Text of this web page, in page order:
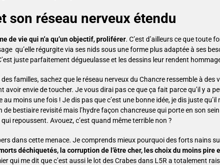
son réseau nerveux étendu
de vie qui n’a qu’un objectif, proliférer. C’est d’ailleurs ce que toute
qu’elle régurgite via ses nids sous une forme plus adaptée à ses
juste parfaitement dégueulasse et les dessins leur rendent
familles, sachez que le réseau nerveux du Chancre ressemble à des
avoir envie de toucher. Je vous dirai pas ce que ça fait parce qu’il y a
moins une fois ! Je dis pas que c’est une bonne idée, je dis juste
de bestiaire revisité mais l’hydre façon chancreuse qui porte en son
repoussent. Avouez, c’est quand même terrible non ?
dans cette menace. Je comprends mieux pourquoi des forts nains
déchiquetés, la corruption de l’être cher, les choix du moins pire
qui me dit que c’est aussi le lot des Crabes dans L5R a totalement